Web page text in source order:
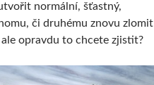
normální, šťastný,
či druhému znovu zlomit
opravdu to chcete zjistit?